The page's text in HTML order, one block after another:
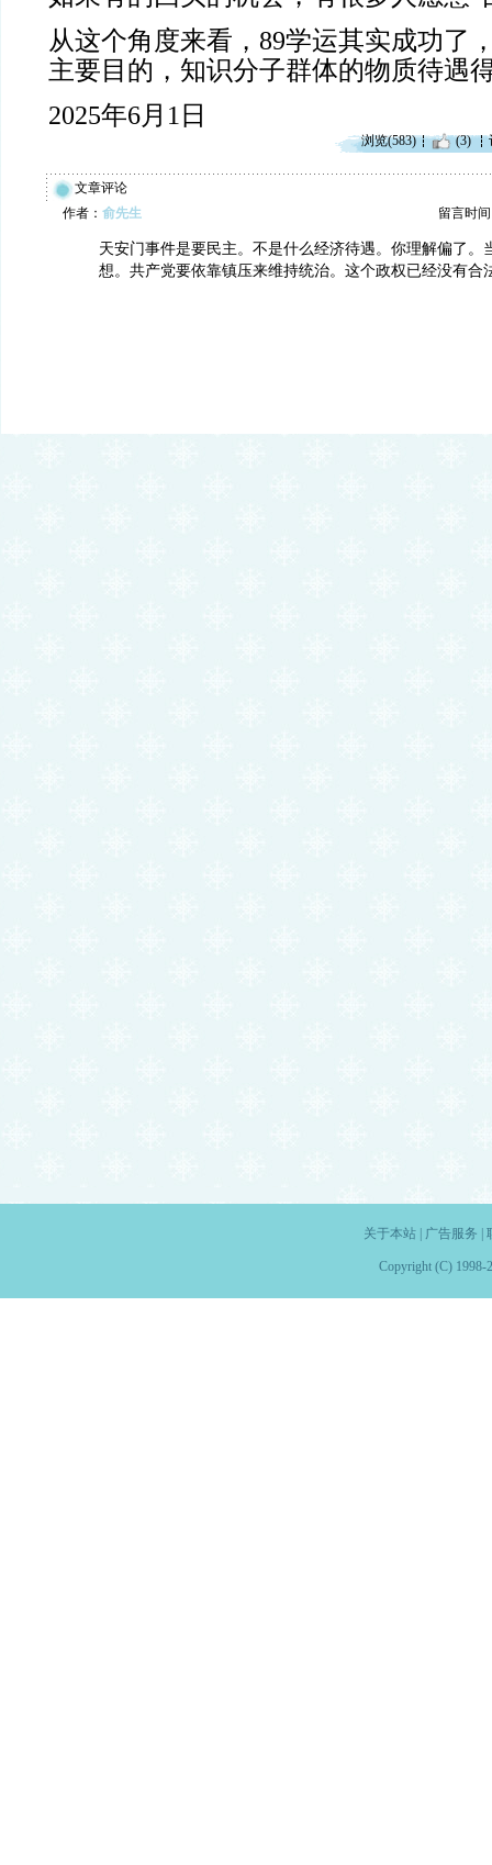
从这个角度来看，89学运其实成功了
主要目的，知识分子群体的物质待遇
2025年6月1日
浏览(583) (3)
文章评论
作者： 俞先生 留言时间
天安门事件是要民主。不是什么经济待遇。你理解偏了。
想。共产党要依靠镇压来维持统治。这个政权已经没有合
关于本站| 广告服务
Copyright (C) 1998-